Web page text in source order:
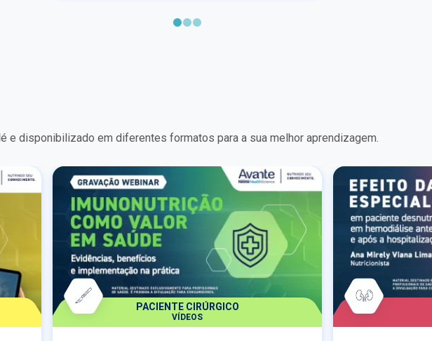
esses três pilares da suplementação
uso seguro e racional em diferentes contextos
baseada em evidências, o curso busca apoiar o
profissional na tomada de decisão clínica mais
segura e fundamentada, contribuindo para uma
prática mais assertiva no cuidado com a saúde
dos pacientes.
passando por
importância de
aprenderá
forma
obesidade,
aproximar o
e disponibilizado em diferentes formatos para a sua melhor aprendizagem.
PACIENTE CIRÚRGICO
VÍDEOS